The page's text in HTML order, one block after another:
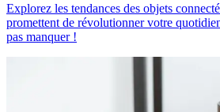
Explorez les tendances des objets
promettent de révolutionner votre
pas manquer !